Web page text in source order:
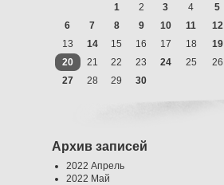
1
2 3 4
5
6
7 8 9 10 11
12
13
14 15 16 17 18
19
20
21 22 23 24 25
26
27
28 29 30
Архив записей
2022 Апрель
2022 Май